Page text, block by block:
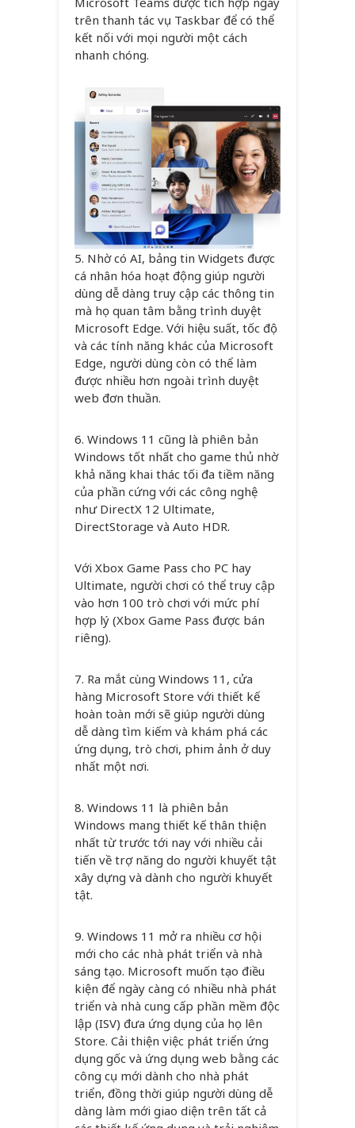
trên thanh tác vụ Taskbar để có thể
kết nối với mọi người một cách
nhanh chóng.
5. Nhờ có AI, bảng tin Widgets được
cá nhân hóa hoạt động giúp người
dùng dễ dàng truy cập các thông tin
mà họ quan tâm bằng trình duyệt
Microsoft Edge. Với hiệu suất, tốc độ
và các tính năng khác của Microsoft
Edge, người dùng còn có thể làm
được nhiều hơn ngoài trình duyệt
web đơn thuần.
6. Windows 11 cũng là phiên bản
Windows tốt nhất cho game thủ nhờ
khả năng khai thác tối đa tiềm năng
của phần cứng với các công nghệ
như DirectX 12 Ultimate,
DirectStorage và Auto HDR.
Với Xbox Game Pass cho PC hay
Ultimate, người chơi có thể truy cập
vào hơn 100 trò chơi với mức phí
hợp lý (Xbox Game Pass được bán
riêng).
7. Ra mắt cùng Windows 11, cửa
hàng Microsoft Store với thiết kế
hoàn toàn mới sẽ giúp người dùng
dễ dàng tìm kiếm và khám phá các
ứng dụng, trò chơi, phim ảnh ở duy
nhất một nơi.
8. Windows 11 là phiên bản
Windows mang thiết kế thân thiện
nhất từ trước tới nay với nhiều cải
tiến về trợ năng do người khuyết tật
xây dựng và dành cho người khuyết
tật.
9. Windows 11 mở ra nhiều cơ hội
mới cho các nhà phát triển và nhà
sáng tạo. Microsoft muốn tạo điều
kiện để ngày càng có nhiều nhà phát
triển và nhà cung cấp phần mềm độc
lập (ISV) đưa ứng dụng của họ lên
Store. Cải thiện việc phát triển ứng
dụng gốc và ứng dụng web bằng các
công cụ mới dành cho nhà phát
triển, đồng thời giúp người dùng dễ
dàng làm mới giao diện trên tất cả